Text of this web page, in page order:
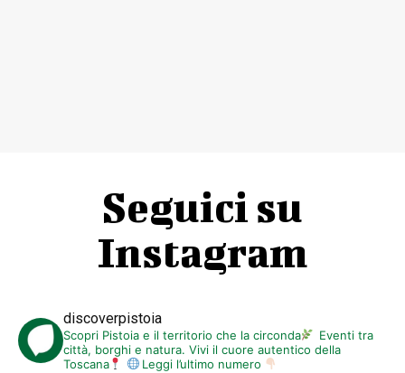
Seguici su
Instagram
discoverpistoia
Scopri Pistoia e il territorio che la circonda
Eventi tra
città, borghi e natura. Vivi il cuore autentico della
Toscana
Leggi l’ultimo numero